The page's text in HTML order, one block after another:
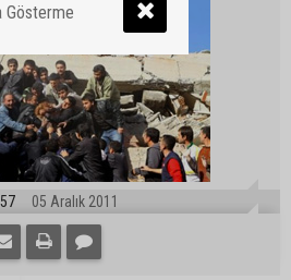
05 Aralık 2011
Gösterme